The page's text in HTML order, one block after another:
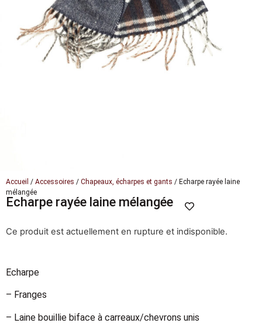
Accueil / Accessoires / Chapeaux, écharpes et gants / Echarpe rayée laine
mélangée
Echarpe rayée laine mélangée
Ce produit est actuellement en rupture et indisponible.
Echarpe
– Franges
– Laine bouillie biface à carreaux/chevrons unis